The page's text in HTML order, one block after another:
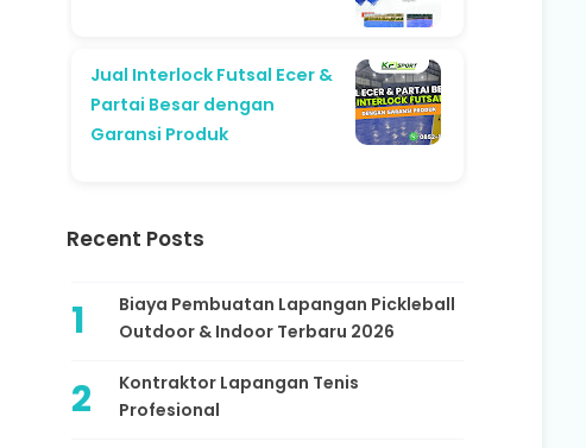
Jual Interlock Futsal Ecer &
Partai Besar dengan
Garansi Produk
Recent Posts
Biaya Pembuatan Lapangan Pickleball
Outdoor & Indoor Terbaru 2026
Kontraktor Lapangan Tenis
Profesional